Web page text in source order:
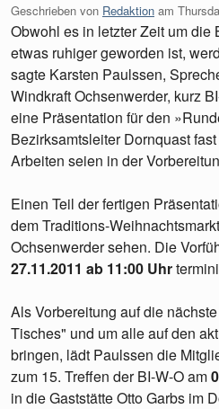
Geschrieben von Redaktion am
Obwohl es in letzter Zeit um die
etwas ruhiger geworden ist,
sagte Karsten Paulssen,
Windkraft Ochsenwerder, kurz
eine Präsentation für den
Bezirksamtsleiter Dornquast
Arbeiten seien in der
Einen Teil der fertigen
dem Traditions-
Ochsenwerder sehen. Die
27.11.2011 ab 11:00 Uhr
Als Vorbereitung auf die
Tisches" und um alle auf den
bringen, lädt Paulssen die
zum 15. Treffen der BI-W-O am
in die Gaststätte Otto Garbs im